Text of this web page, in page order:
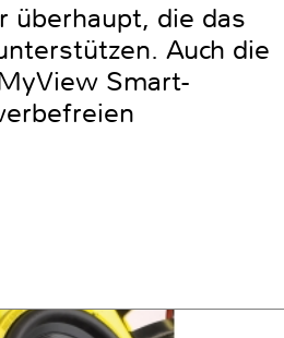
überhaupt, die das
Auch die
Smart-